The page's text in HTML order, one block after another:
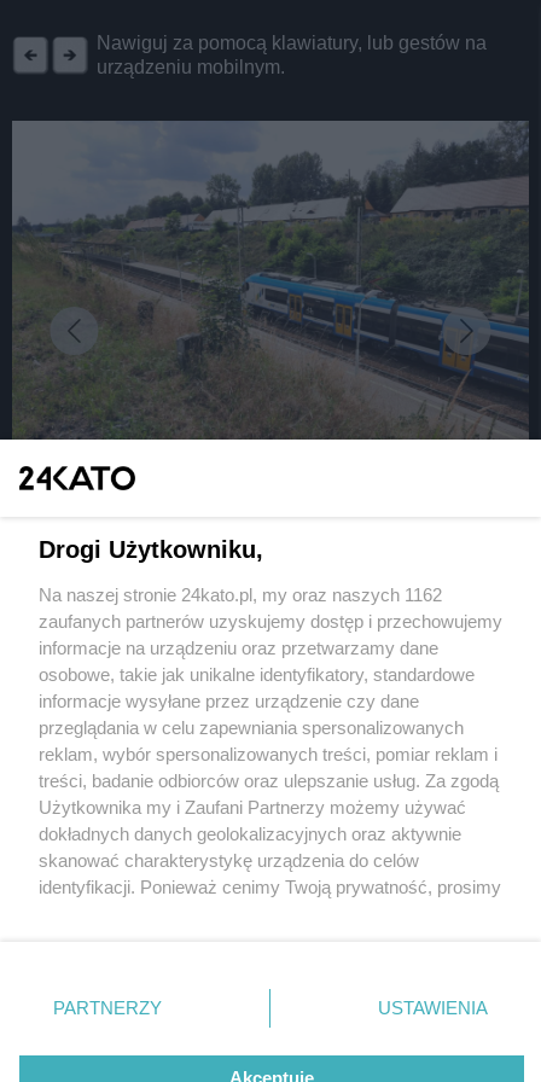
Nawiguj za pomocą klawiatury, lub gestów na
urządzeniu mobilnym.
Katowice. Ulica Dobrego Urobku na Załęskiej
starego wiaduktu kolejowego i budowa nowego
4 / 12
Wiadukt Katowice Dobrego
Urobku
Wydawca mediów lokalnych
Nie zapomnij
zapoznać się z:
polityką prywatności regulamin korzystania z portali
Twojemiasto
Piekary Śląskie
Chorzów
Tarnowskie Góry
Gliwice
Skontakuj sięz nami
Kontakt
Wydawca
Redakcja
Drogi Użytkowniku,
Na naszej stronie 24kato.pl, my oraz naszych 1162
zaufanych partnerów uzyskujemy dostęp i przechowujemy
informacje na urządzeniu oraz przetwarzamy dane
osobowe, takie jak unikalne identyfikatory, standardowe
informacje wysyłane przez urządzenie czy dane
przeglądania w celu zapewniania spersonalizowanych
reklam, wybór spersonalizowanych treści, pomiar reklam i
treści, badanie odbiorców oraz ulepszanie usług. Za zgodą
Użytkownika my i Zaufani Partnerzy możemy używać
dokładnych danych geolokalizacyjnych oraz aktywnie
skanować charakterystykę urządzenia do celów
identyfikacji. Ponieważ cenimy Twoją prywatność, prosimy
prywatności znajdujący się w lewym dolnym rogu strony
. Niektóre rodzaje przetwarzania danych nie wymagają
zgody użytkownika, ale masz prawo sprzeciwić się
takiemu przetwarzaniu. Preferencje będą miały
PARTNERZY USTAWIENIA
Akceptuję